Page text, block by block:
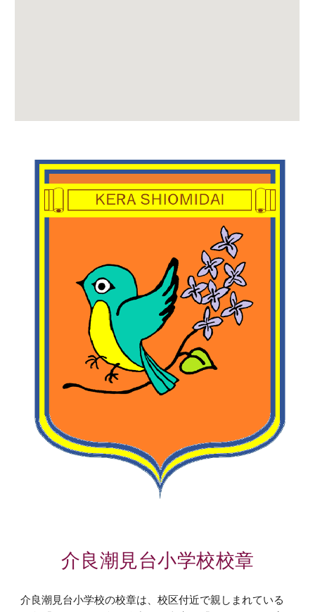
介良潮見台小学校校章
介良潮見台小学校の校章は、校区付近で親しまれている